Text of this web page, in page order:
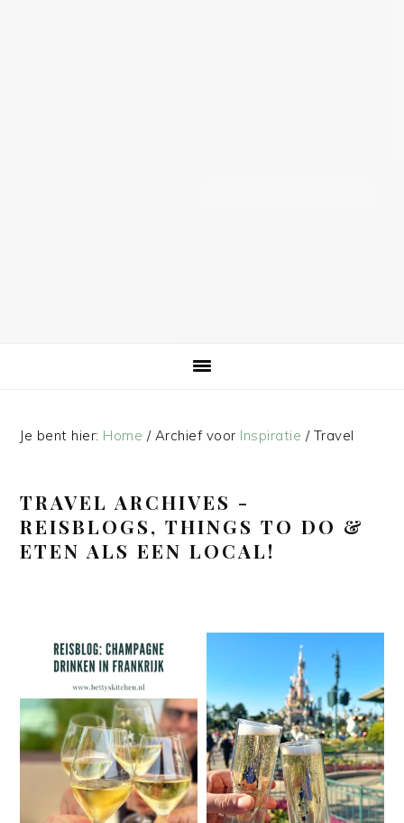
Je bent hier: Home /Archief voor Inspiratie /Travel
TRAVEL ARCHIVES -
REISBLOGS, THINGS TO DO &
ETEN ALS EEN LOCAL!